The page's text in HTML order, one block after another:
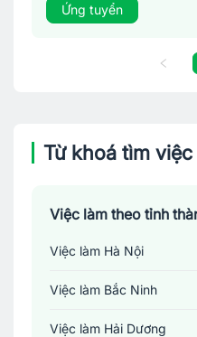
Ứng tuyển
Từ khoá tìm
Việc làm theo tỉnh
Việc làm Hà Nội
Việc làm Bắc Ninh
Việc làm Hải Dương